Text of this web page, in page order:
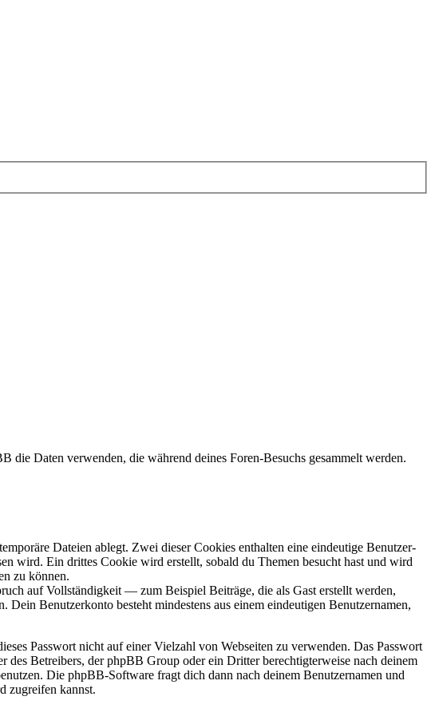
Daten verwenden, die während deines Foren-Besuchs gesammelt werden.
Dateien ablegt. Zwei dieser Cookies enthalten eine eindeutige Benutzer-
wird. Ein drittes Cookie wird erstellt, sobald du Themen besucht hast und wird
zu können.
auf Vollständigkeit — zum Beispiel Beiträge, die als Gast erstellt werden,
Benutzerkonto besteht mindestens aus einem eindeutigen Benutzernamen,
Passwort nicht auf einer Vielzahl von Webseiten zu verwenden. Das Passwort
Betreibers, der phpBB Group oder ein Dritter berechtigterweise nach deinem
Die phpBB-Software fragt dich dann nach deinem Benutzernamen und
zugreifen kannst.